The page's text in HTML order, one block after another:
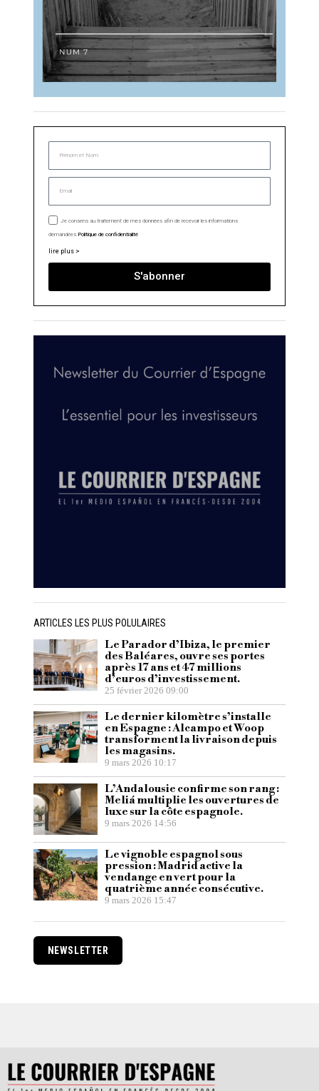
Je consens au traitement de mes données afin de recevoir les informations
demandées.Politique de confidentialité
lire plus >
S'abonner
ARTICLES LES PLUS POLULAIRES
Le Parador d’Ibiza, le premier
des Baléares, ouvre ses portes
après 17 ans et 47 millions
d’euros d’investissement.
25 février 2026 09:00
Le dernier kilomètre s’installe
en Espagne : Alcampo et Woop
transforment la livraison depuis
les magasins.
9 mars 2026 10:17
L’Andalousie confirme son rang :
Meliá multiplie les ouvertures de
luxe sur la côte espagnole.
9 mars 2026 14:56
Le vignoble espagnol sous
pression : Madrid active la
vendange en vert pour la
quatrième année consécutive.
9 mars 2026 15:47
NEWSLETTER